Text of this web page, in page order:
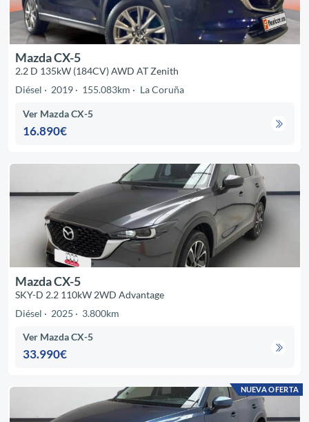
Mazda CX-5
2.2 D 135kW (184CV) AWD AT Zenith
Diésel
2019 155.083km La Coruña
Ver Mazda CX-5
16.890€
Mazda CX-5
SKY-D 2.2 110kW 2WD Advantage
Diésel
2025 3.800km
Ver Mazda CX-5
33.990€
NUEVA OFERTA